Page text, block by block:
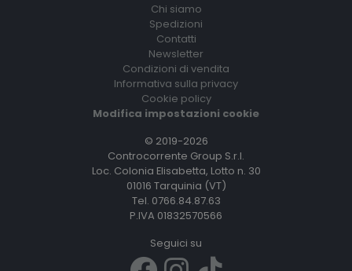
Chi siamo
Spedizioni
Contatti
Newsletter
Condizioni di vendita
Informativa sulla privacy
Cookie policy
Modifica impostazioni cookie
© 2019-2026
Controcorrente Group S.r.l.
Loc. Colonia Elisabetta, Lotto n. 30
01016 Tarquinia (VT)
Tel. 0766.84.87.63
P.IVA 01832570566
Seguici su